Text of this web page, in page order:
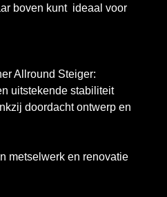
boven kunt ideaal voor
Allround Steiger:
uitstekende stabiliteit
doordacht ontwerp en
metselwerk en renovatie